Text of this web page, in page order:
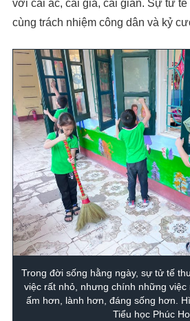
với cái ác, cái giả, cái gian. Sự tử
cùng trách nhiệm công dân và kỷ
Trong đời sống hằng ngày, sự tử tế
việc rất nhỏ, nhưng chính những việc
ấm hơn, lành hơn, đáng sống hơn.
Tiểu học Phúc